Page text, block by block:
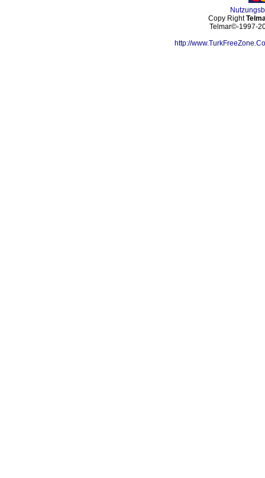
Copy Right
Telmar©-1997-
http://